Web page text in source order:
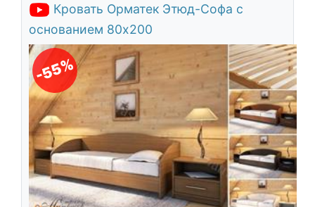
Кровать Орматек Этюд-Софа с
основанием 80х200
-55%